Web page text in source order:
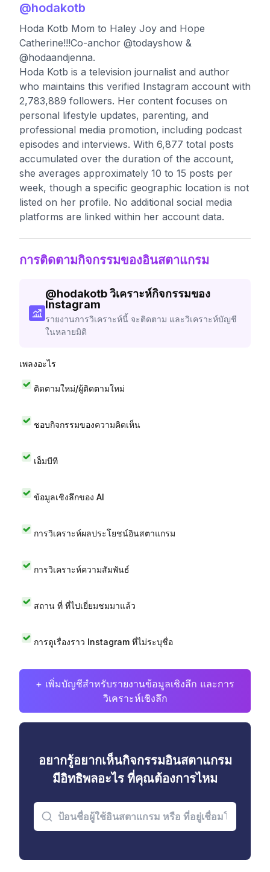
@hodakotb
Hoda Kotb Mom to Haley Joy and Hope
Catherine!!!Co-anchor @todayshow &
@hodaandjenna.
Hoda Kotb is a television journalist and author
who maintains this verified Instagram account with
2,783,889 followers. Her content focuses on
personal lifestyle updates, parenting, and
professional media promotion, including podcast
episodes and interviews. With 6,877 total posts
accumulated over the duration of the account,
she averages approximately 10 to 15 posts per
week, though a specific geographic location is not
listed on her profile. No additional social media
platforms are linked within her account data.
การติดตามกิจกรรมของอินสตาแกรม
@hodakotbวิเคราะห์กิจกรรมของ
Instagram
รายงานการวิเคราะห์นี้ จะติดตาม และวิเคราะห์บัญชี
ในหลายมิติ
เพลงอะไร
ติดตามใหม่/ผู้ติดตามใหม่
ชอบกิจกรรมของความคิดเห็น
เอ็มบีที
ข้อมูลเชิงลึกของ AI
การวิเคราะห์ผลประโยชน์อินสตาแกรม
การวิเคราะห์ความสัมพันธ์
สถาน ที่ ที่ไปเยี่ยมชมมาแล้ว
การดูเรื่องราว Instagram ที่ไม่ระบุชื่อ
+ เพิ่มบัญชีสำหรับรายงานข้อมูลเชิงลึก และการ
วิเคราะห์เชิงลึก
อยากรู้อยากเห็นกิจกรรมอินสตาแกรม
มีอิทธิพลอะไร ที่คุณต้องการไหม